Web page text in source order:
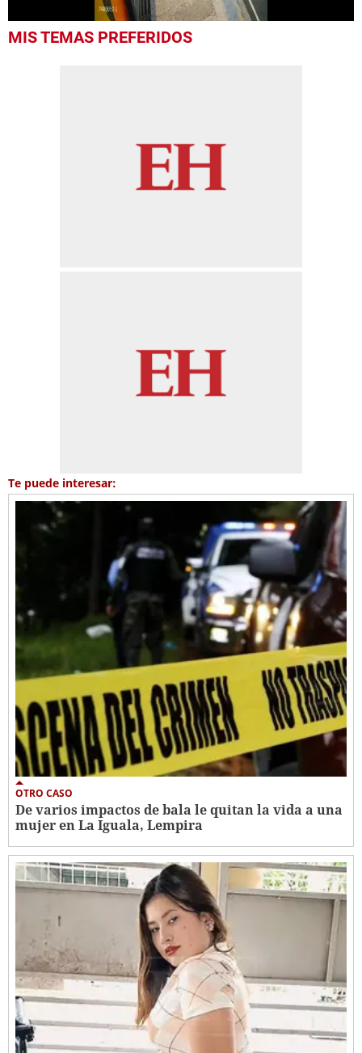
seconds
MIS TEMAS PREFERIDOS
Te puede interesar:
OTRO CASO
De varios impactos de bala le quitan la vida a una
mujer en La Iguala, Lempira